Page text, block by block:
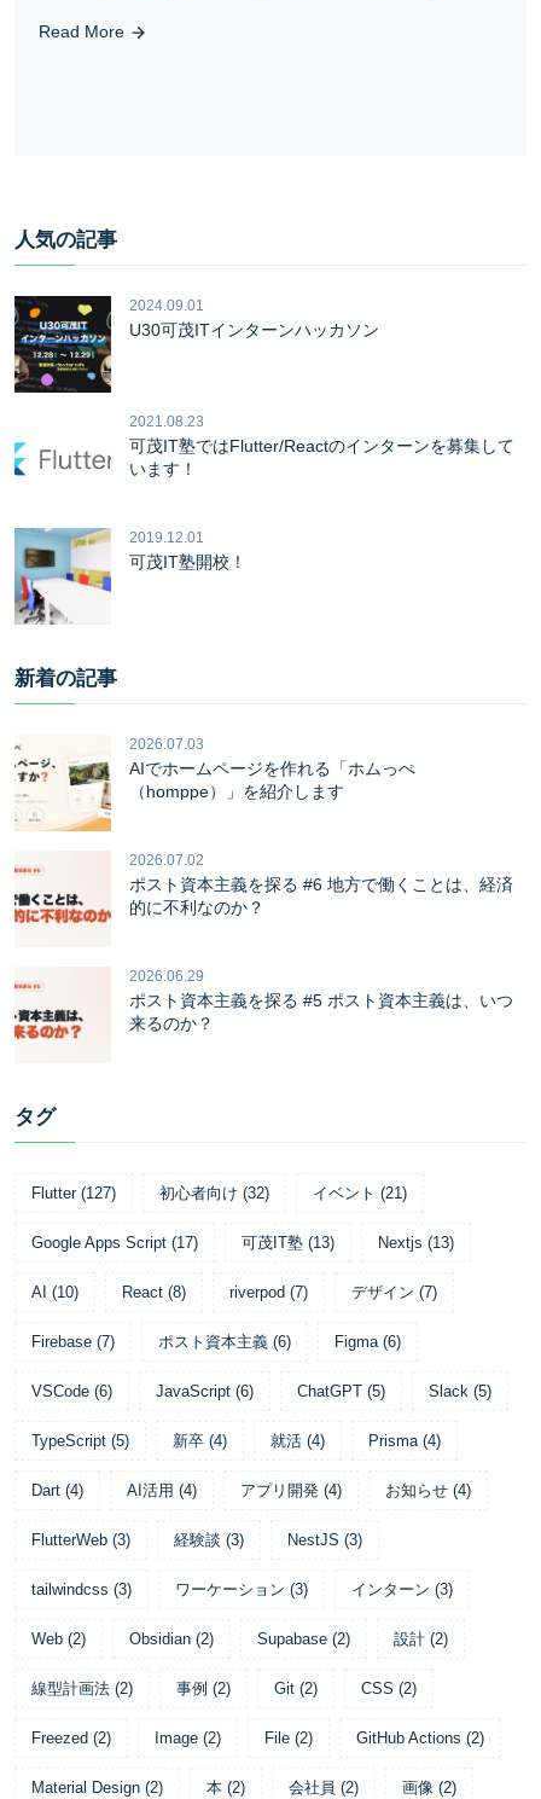
Read More
人気の記事
2024.09.01
U30可茂ITインターンハッカソン
2021.08.23
可茂IT塾ではFlutter/Reactのインターンを募集して
います！
2019.12.01
可茂IT塾開校！
新着の記事
2026.07.03
AIでホームページを作れる「ホムっぺ
（homppe）」を紹介します
2026.07.02
ポスト資本主義を探る #6 地方で働くことは、経済
的に不利なのか？
2026.06.29
ポスト資本主義を探る #5 ポスト資本主義は、いつ
来るのか？
タグ
Flutter (127) 初心者向け (32) イベント (21)
Google Apps Script (17) 可茂IT塾 (13) Nextjs (13)
AI (10) React (8) riverpod (7) デザイン (7)
Firebase (7) ポスト資本主義 (6) Figma (6)
VSCode (6) JavaScript (6) ChatGPT (5) Slack (5)
TypeScript (5) 新卒 (4) 就活 (4) Prisma (4)
Dart (4) AI活用 (4) アプリ開発 (4) お知らせ (4)
FlutterWeb (3) 経験談 (3) NestJS (3)
tailwindcss (3) ワーケーション (3) インターン (3)
Web (2) Obsidian (2) Supabase (2) 設計 (2)
線型計画法 (2) 事例 (2) Git (2) CSS (2)
Freezed (2) Image (2) File (2) GitHub Actions (2)
Material Design (2) 本 (2) 会社員 (2) 画像 (2)